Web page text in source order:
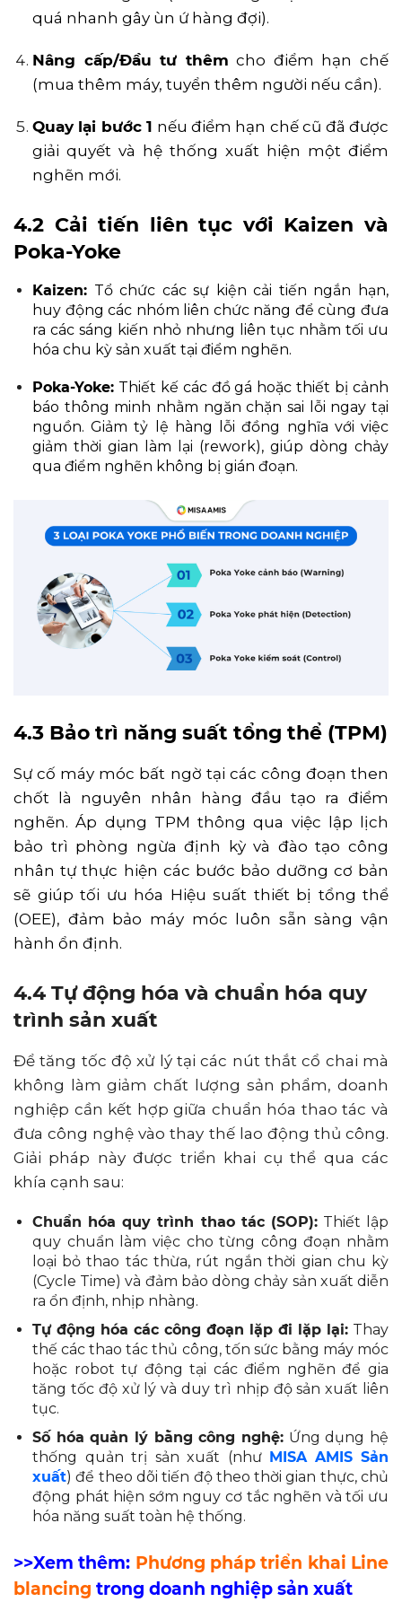
quá nhanh gây ùn ứ hàng đợi).
Nâng cấp/Đầu tư thêm cho điểm hạn chế
(mua thêm máy, tuyển thêm người nếu cần).
Quay lại bước 1 nếu điểm hạn chế cũ đã được
giải quyết và hệ thống xuất hiện một điểm
nghẽn mới.
4.2 Cải tiến liên tục với Kaizen và
Poka-Yoke
Kaizen: Tổ chức các sự kiện cải tiến ngắn hạn,
huy động các nhóm liên chức năng để cùng đưa
ra các sáng kiến nhỏ nhưng liên tục nhằm tối ưu
hóa chu kỳ sản xuất tại điểm nghẽn.
Poka-Yoke: Thiết kế các đồ gá hoặc thiết bị cảnh
báo thông minh nhằm ngăn chặn sai lỗi ngay tại
nguồn. Giảm tỷ lệ hàng lỗi đồng nghĩa với việc
giảm thời gian làm lại (rework), giúp dòng chảy
qua điểm nghẽn không bị gián đoạn.
4.3 Bảo trì năng suất tổng thể (TPM)
Sự cố máy móc bất ngờ tại các công đoạn then
chốt là nguyên nhân hàng đầu tạo ra điểm
nghẽn. Áp dụng TPM thông qua việc lập lịch
bảo trì phòng ngừa định kỳ và đào tạo công
nhân tự thực hiện các bước bảo dưỡng cơ bản
sẽ giúp tối ưu hóa Hiệu suất thiết bị tổng thể
(OEE), đảm bảo máy móc luôn sẵn sàng vận
hành ổn định.
4.4 Tự động hóa và chuẩn hóa quy
trình sản xuất
Để tăng tốc độ xử lý tại các nút thắt cổ chai mà
không làm giảm chất lượng sản phẩm, doanh
nghiệp cần kết hợp giữa chuẩn hóa thao tác và
đưa công nghệ vào thay thế lao động thủ công.
Giải pháp này được triển khai cụ thể qua các
khía cạnh sau:
Chuẩn hóa quy trình thao tác (SOP):Thiết lập
quy chuẩn làm việc cho từng công đoạn nhằm
loại bỏ thao tác thừa, rút ngắn thời gian chu kỳ
(Cycle Time) và đảm bảo dòng chảy sản xuất diễn
ra ổn định, nhịp nhàng.
Tự động hóa các công đoạn lặp đi lặp lại: Thay
thế các thao tác thủ công, tốn sức bằng máy móc
hoặc robot tự động tại các điểm nghẽn để gia
tăng tốc độ xử lý và duy trì nhịp độ sản xuất liên
tục.
Số hóa quản lý bằng công nghệ: Ứng dụng hệ
thống quản trị sản xuất (như MISA AMIS Sản
xuất) để theo dõi tiến độ theo thời gian thực, chủ
động phát hiện sớm nguy cơ tắc nghẽn và tối ưu
hóa năng suất toàn hệ thống.
>>Xem thêm: Phương pháp triển khai Line
blancing trong doanh nghiệp sản xuất